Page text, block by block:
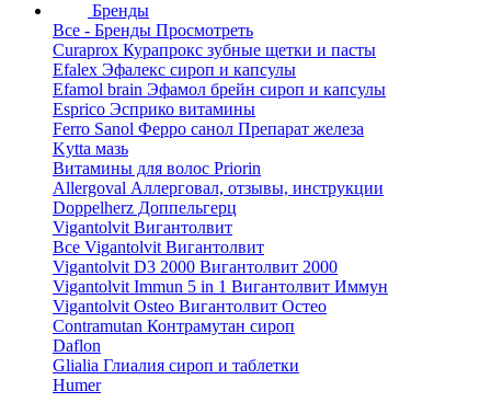
Бренды
Все - Бренды Просмотреть
Curaprox Курапрокс зубные щетки и пасты
Efalex Эфалекс сироп и капсулы
Efamol brain Эфамол брейн сироп и капсулы
Esprico Эсприко витамины
Ferro Sanol Ферро санол Препарат железа
Kytta мазь
Витамины для волос Priorin
Allergoval Аллерговал, отзывы, инструкции
Doppelherz Доппельгерц
Vigantolvit Вигантолвит
Все Vigantolvit Вигантолвит
Vigantolvit D3 2000 Вигантолвит 2000
Vigantolvit Immun 5 in 1 Вигантолвит Иммун
Vigantolvit Osteo Вигантолвит Остео
Contramutan Контрамутан сироп
Daflon
Glialia Глиалия сироп и таблетки
Humer